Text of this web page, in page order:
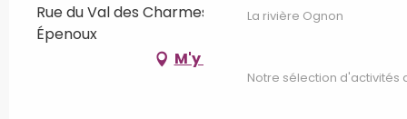
La rivière Ognon
Notre sélection d'activités
Toute l'année 2037
Toute l'année 2038
Rue du Val des Charmes, 70000 Pusy-et-
Épenoux
M'y rendre